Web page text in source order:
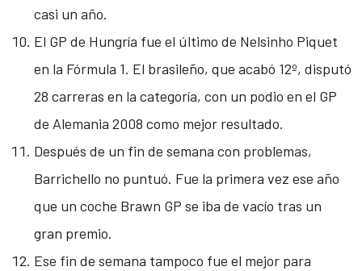
casi un año.
El GP de Hungría fue el último de Nelsinho Piquet
en la Fórmula 1. El brasileño, que acabó 12º, disputó
28 carreras en la categoría, con un podio en el GP
de Alemania 2008 como mejor resultado.
Después de un fin de semana con problemas,
Barrichello no puntuó. Fue la primera vez ese año
que un coche Brawn GP se iba de vacío tras un
gran premio.
Ese fin de semana tampoco fue el mejor para